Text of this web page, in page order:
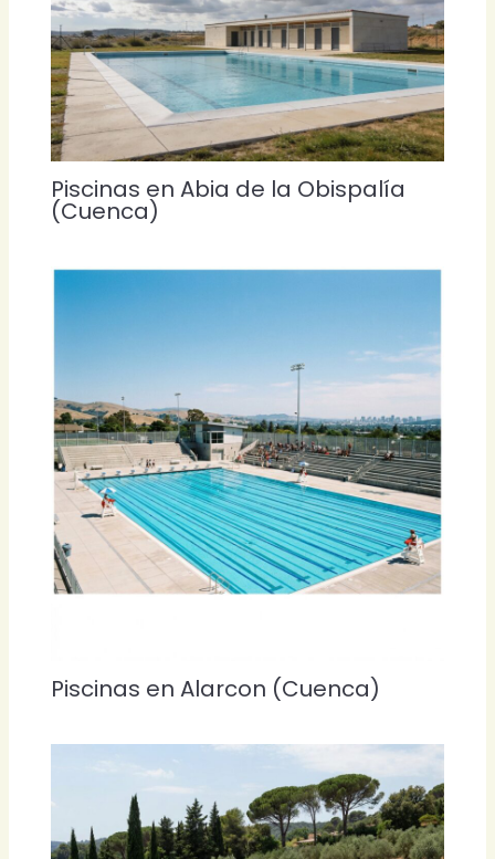
Piscinas en Abia de la Obispalía
(Cuenca)
Piscinas en Alarcon (Cuenca)